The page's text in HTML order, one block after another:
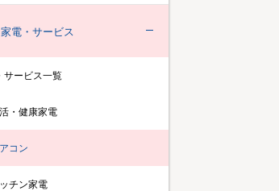
家電・サービス
サービス一覧
・健康家電
コン
チン家電